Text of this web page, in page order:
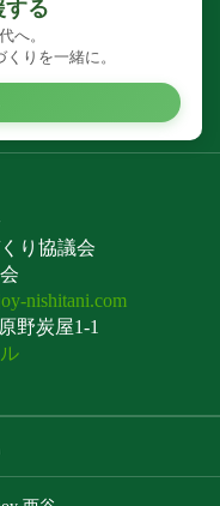
する
へ。
りを一緒に。
り協議会
nishitani.com
野炭屋1-1